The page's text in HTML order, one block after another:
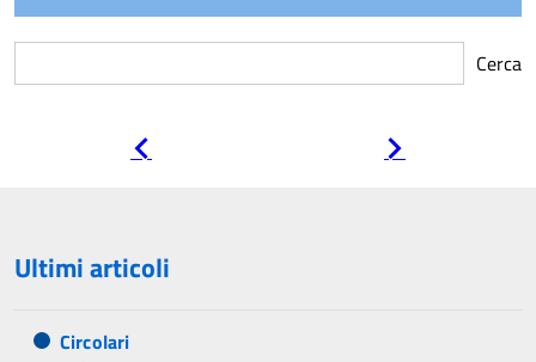
Cerca
Ultimi articoli
Circolari